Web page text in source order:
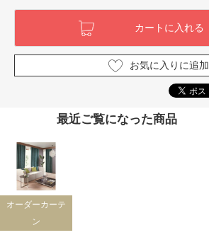
お気に入りに追加
最近ご覧になった商品
オーダーカーテ
ン